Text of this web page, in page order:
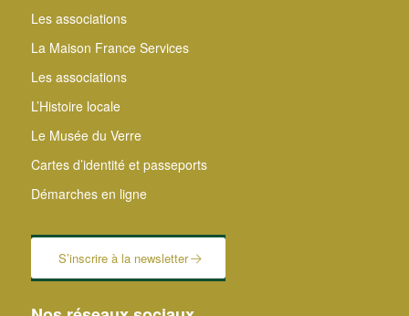
Les associations
La Maison France Services
Les associations
L’Histoire locale
Le Musée du Verre
Cartes d’identité et passeports
Démarches en ligne
S’inscrire à la newsletter